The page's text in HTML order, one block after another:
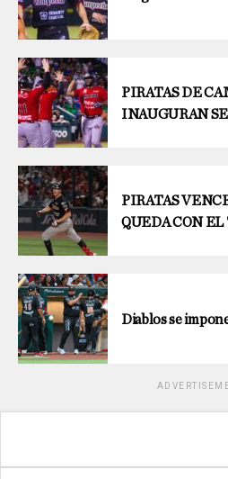
PIRATAS DE
INAUGURAN
PIRATAS
QUEDA CON EL
Diablos se